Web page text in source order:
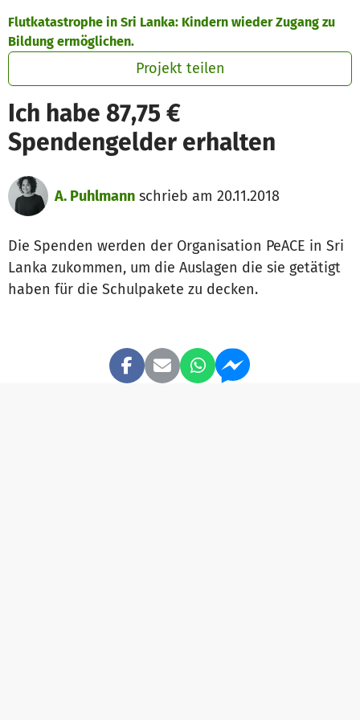
Flutkatastrophe in Sri Lanka: Kindern wieder Zugang zu
Bildung ermöglichen.
Projekt teilen
Ich habe 87,75 €
Spendengelder erhalten
A. Puhlmann schrieb am 20.11.2018
Die Spenden werden der Organisation PeACE in Sri
Lanka zukommen, um die Auslagen die sie getätigt
haben für die Schulpakete zu decken.